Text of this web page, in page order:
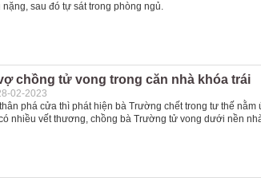
sau đó tự sát trong phòng ngủ.
chồng tử vong trong căn nhà khóa trái
02-2023
phá cửa thì phát hiện bà Trường chết trong tư thế nằm
nhiều vết thương, chồng bà Trường tử vong dưới nền